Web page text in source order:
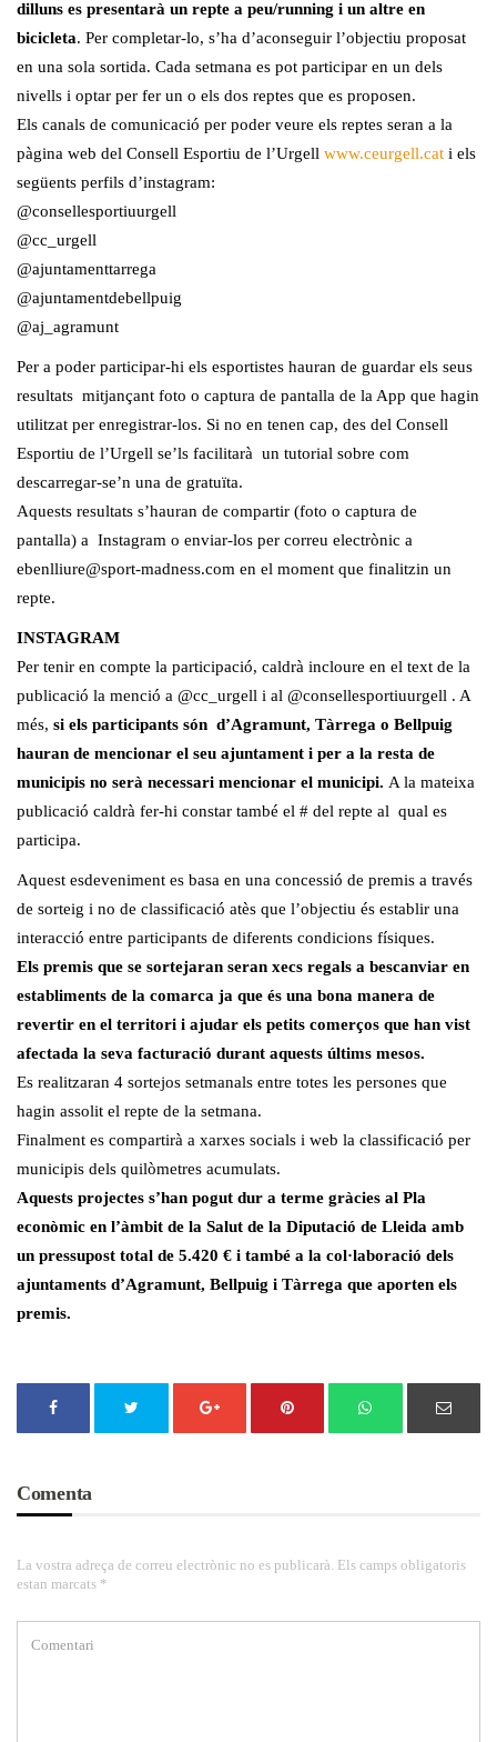
dilluns es presentarà un repte a peu/running i un altre en
bicicleta. Per completar-lo, s’ha d’aconseguir l’objectiu proposat
en una sola sortida. Cada setmana es pot participar en un dels
nivells i optar per fer un o els dos reptes que es proposen.
Els canals de comunicació per poder veure els reptes seran a la
pàgina web del Consell Esportiu de l’Urgell www.ceurgell.cat i els
següents perfils d’instagram:
@consellesportiuurgell
@cc_urgell
@ajuntamenttarrega
@ajuntamentdebellpuig
@aj_agramunt
Per a poder participar-hi els esportistes hauran de guardar els seus
resultats mitjançant foto o captura de pantalla de la App que hagin
utilitzat per enregistrar-los. Si no en tenen cap, des del Consell
Esportiu de l’Urgell se’ls facilitarà un tutorial sobre com
descarregar-se’n una de gratuïta.
Aquests resultats s’hauran de compartir (foto o captura de
pantalla) a Instagram o enviar-los per correu electrònic a
ebenlliure@sport-madness.com en el moment que finalitzin un
repte.
INSTAGRAM
Per tenir en compte la participació, caldrà incloure en el text de la
publicació la menció a @cc_urgell i al @consellesportiuurgell . A
més, si els participants són d’Agramunt, Tàrrega o Bellpuig
hauran de mencionar el seu ajuntament i per a la resta de
municipis no serà necessari mencionar el municipi. A la mateixa
publicació caldrà fer-hi constar també el # del repte al qual es
participa.
Aquest esdeveniment es basa en una concessió de premis a través
de sorteig i no de classificació atès que l’objectiu és establir una
interacció entre participants de diferents condicions físiques.
Els premis que se sortejaran seran xecs regals a bescanviar en
establiments de la comarca ja que és una bona manera de
revertir en el territori i ajudar els petits comerços que han vist
afectada la seva facturació durant aquests últims mesos.
Es realitzaran 4 sortejos setmanals entre totes les persones que
hagin assolit el repte de la setmana.
Finalment es compartirà a xarxes socials i web la classificació per
municipis dels quilòmetres acumulats.
Aquests projectes s’han pogut dur a terme gràcies al Pla
econòmic en l’àmbit de la Salut de la Diputació de Lleida amb
un pressupost total de 5.420 € i també a la col·laboració dels
ajuntaments d’Agramunt, Bellpuig i Tàrrega que aporten els
premis.
Comenta
La vostra adreça de correu electrònic no es publicarà. Els camps obligatoris
estan marcats *